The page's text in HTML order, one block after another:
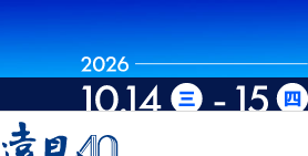
世界重組・洞見
特輯